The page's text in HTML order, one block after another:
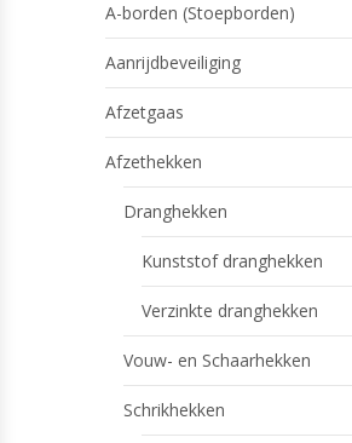
A-borden (Stoepborden)
Aanrijdbeveiliging
Afzetgaas
Afzethekken
Dranghekken
Kunststof dranghekken
Verzinkte dranghekken
Vouw- en Schaarhekken
Schrikhekken